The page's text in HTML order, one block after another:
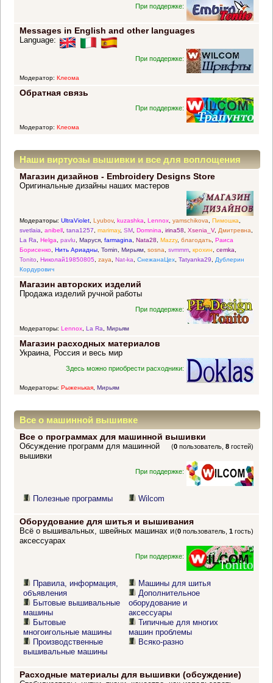
При поддержке:
Messages in English and other languages
Language:
При поддержке:
Модератор: Клеома
Обратная связь
При поддержке:
Модератор: Клеома
Наши виртуозы вышивки и все для воплощения
прекрасных идей
Магазин дизайнов - Embroidery Designs Store
Оригинальные дизайны наших мастеров
Модераторы: UltraViolet, Lyubov, kuzashka, Lennox, yamschikova, Пимошка,
svetlaia, anibell, tana1257, marimay, SM, Domnina, irina58, Xsenia_V, Дмитревна,
La Ra, Helga, pavlu, Маруся, farmagina, Nata28, Mazzy, благодать, Раиса
Борисенко, Нить Ариадны, Tomin, Мирьям, sosna, svmmm, крохин, cemka,
Tonito, Николай19850805, zaya, Nat-ka, СнежанаЦех, Tatyanka29, Дублерин
Кордурович
Магазин авторских изделий
Продажа изделий ручной работы
При поддержке:
Модераторы: Lennox, La Ra, Мирьям
Магазин расходных материалов
Украина, Россия и весь мир
Здесь можно приобрести расходники:
Модераторы: Рыженькая, Мирьям
Все о машинной вышивке
Все о программах для машинной вышивки
(0 пользователь,8 гостей)
Обсуждение программ для машинной
вышивки
При поддержке:
Полезные программы Wilcom
Оборудование для шитья и вышивания
(0 пользователь,1 гость)
Всё о вышивальных, швейных машинах и
аксессуарах
При поддержке:
Правила, информация,
объявления
Бытовые вышивальные
машины
Бытовые
многоигольные машины
Производственные
вышивальные машины
Машины для шитья
Дополнительное
оборудование и
аксессуары
Типичные для многих
машин проблемы
Всяко-разно
Расходные материалы для вышивки (обсуждение)